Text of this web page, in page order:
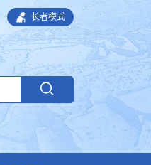
长者模式